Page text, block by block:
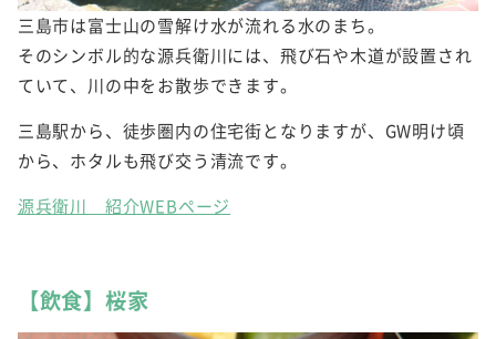
三島市は富士山の雪解け水が流れる水のまち。
そのシンボル的な源兵衛川には、飛び石や木道が設置され
ていて、川の中をお散歩できます。
三島駅から、徒歩圏内の住宅街となりますが、GW明け頃
から、ホタルも飛び交う清流です。
源兵衛川 紹介WEBページ
【飲食】桜家